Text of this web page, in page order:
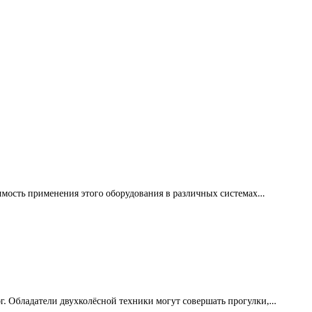
применения этого оборудования в различных системах...
двухколёсной техники могут совершать прогулки,...